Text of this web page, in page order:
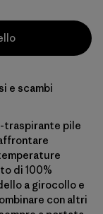
e scambi
traspirante pile
di 100%
a girocollo e
con altri